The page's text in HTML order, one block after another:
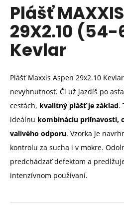
produktu
je
0,0
z
5
hviezdičiek.
Plášť
29X2.10 (54-
Kevlar
Plášť Maxxis Aspen 29x2.10 Kevlar
nevyhnutnosť. Či už jazdíš po
cestách, kvalitný plášť je základ.
ideálnu kombináciu priľnavosti,
valivého odporu. Vzorka je
kontrolu za sucha i v mokre.
predchádzať defektom a
intenzívnom používaní.